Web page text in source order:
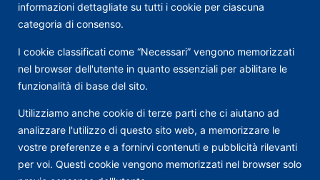
informazioni dettagliate su tutti i cookie per ciascuna
categoria di consenso.
I cookie classificati come “Necessari” vengono memorizzati
nel browser dell'utente in quanto essenziali per abilitare le
funzionalità di base del sito.
Utilizziamo anche cookie di terze parti che ci aiutano ad
analizzare l'utilizzo di questo sito web, a memorizzare le
vostre preferenze e a fornirvi contenuti e pubblicità rilevanti
per voi. Questi cookie vengono memorizzati nel browser solo